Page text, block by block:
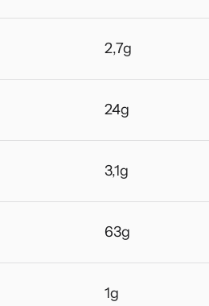
2,7g
24g
3,1g
63g
1g